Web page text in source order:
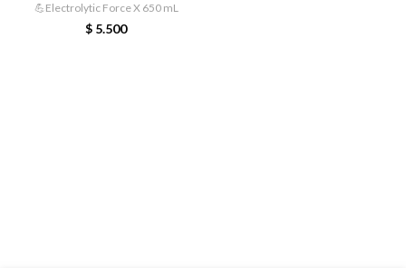
💪Electrolytic Force X 650 mL
$ 5.500